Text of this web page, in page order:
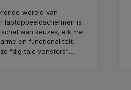
wereld van
laptopbeeldschermen is
aan keuzes, elk met
en functionaliteit.
“digitale vensters”